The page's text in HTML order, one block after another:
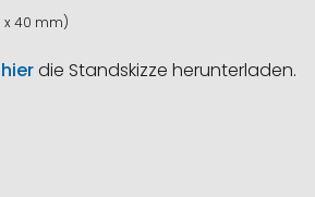
x 40 mm)
hierdie Standskizze herunterladen.